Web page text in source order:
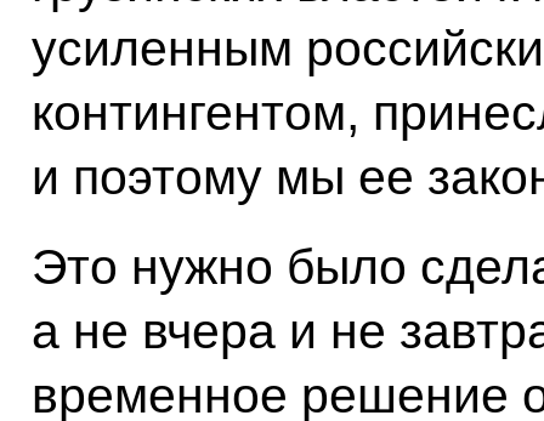
усиленным
контингентом,
и поэтому мы ее
Это нужно было
а не вчера и не
временное решение